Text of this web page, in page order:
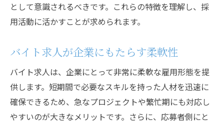
として意識されるべきです。これらの特徴を理解し、採
用活動に活かすことが求められます。
バイト求人が企業にもたらす柔軟性
バイト求人は、企業にとって非常に柔軟な雇用形態を提
供します。短期間で必要なスキルを持った人材を迅速に
確保できるため、急なプロジェクトや繁忙期にも対応し
やすいのが大きなメリットです。さらに、応募者側にと